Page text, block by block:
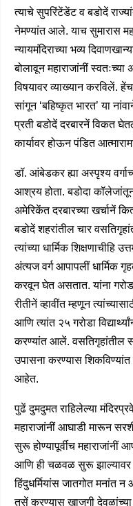
त्याचे सुपरिंटेंडेंट व बडोदें
नेमण्यांत आले. याच सुमारास
न्यायमंदिराच्या भव्य
बोलावून महाराजांनीं स्वतःच्या
विषयावर व्याख्यान करविलें.
सांगून ‘बहिष्कृत भारत’ या
प्रती बडोदें दरबारनें विकत
कार्यावर होऊन पंडित
डॉ. आंबेडकर ह्या अस्पृश्य
आश्रय होता. बडोदा कॉलेजांतून
अमेरिकेंत दरबारच्या खर्चानें
बडोदें शहरांतील चार
त्यांच्या धार्मिक
अंत्यज वर्ग आपापलीं धार्मिक
करवून घेत असतात. यांना
रीतीनें व्हावींत म्हणून
आणि त्यांत २५ गरोडा
करण्यांत आलें. वसतिगृहांतील सर्व
उपासना करण्यास
आहेत.
पुढें दुमदुमत राहिलेल्या
महाराजांनीं आघाडी मारून
सुरू होण्यापूर्वीच
आणि ही चळवळ सुरू झाल्यावर
हिंदुधर्मियांस जातगोत मनांत
तसें करण्यास खाजगी